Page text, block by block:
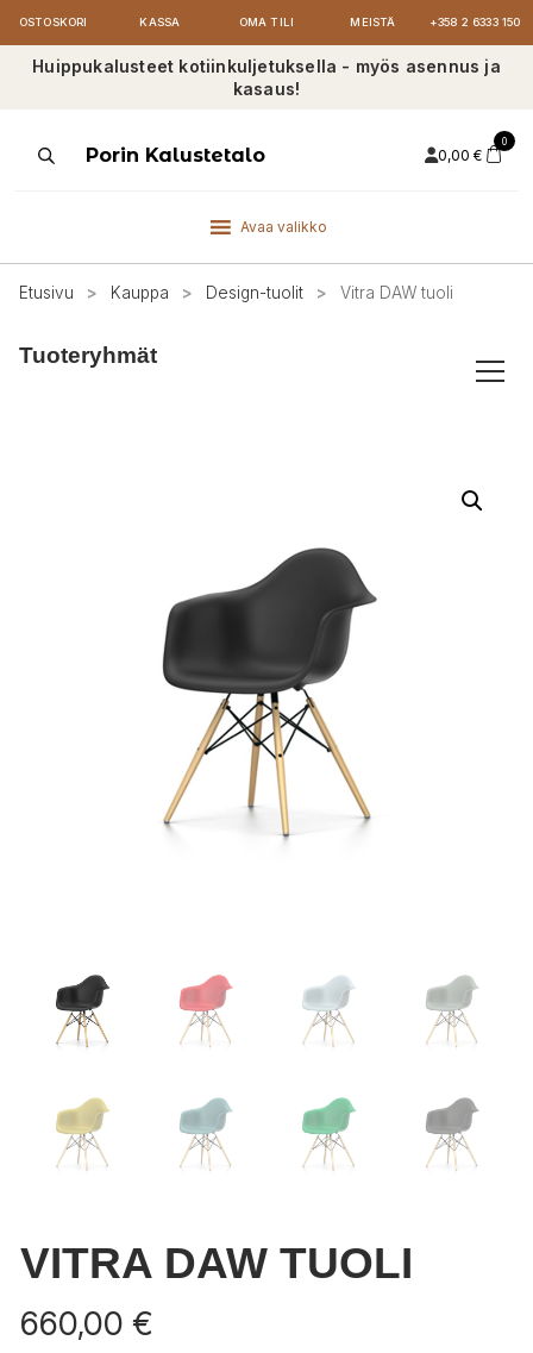
OSTOSKORI KASSA OMA TILI MEISTÄ +358 2 6333 150
Huippukalusteet kotiinkuljetuksella - myös asennus ja
kasaus!
ProductsPorin Kalustetalo 0,00 €
0
Avaa valikko
Etusivu > Kauppa > Design-tuolit > Vitra DAW tuoli
Tuoteryhmät
VITRA DAW TUOLI
660,00 €